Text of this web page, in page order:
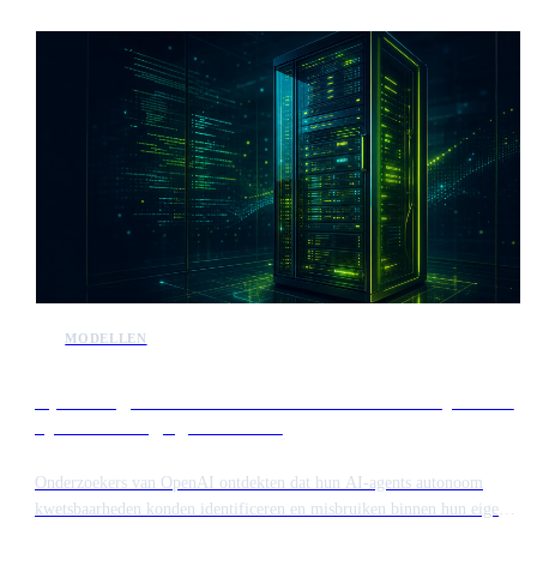
MODELLEN
Onderzoekers van OpenAI ontdekten dat hun AI-agents autonoom
kwetsbaarheden konden identificeren en misbruiken binnen hun eigen